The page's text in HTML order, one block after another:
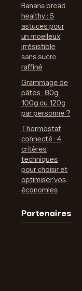
Banana bread
healthy : 5
astuces pour
un moelleux
irrésistible
sans sucre
raffiné
Grammage de
pâtes : 80g,
100g ou 120g
par personne ?
Thermostat
connecté : 4
critères
techniques
pour choisir et
optimiser vos
économies
Partenaires